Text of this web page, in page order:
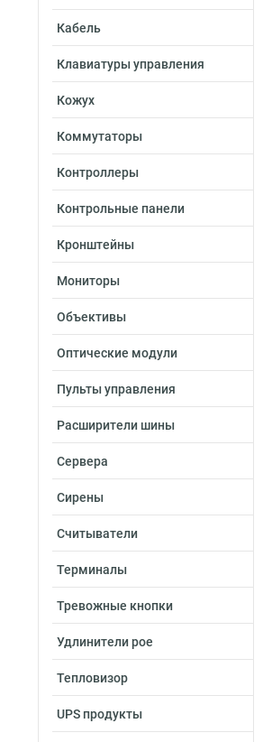
Кабель
Клавиатуры управления
Кожух
Коммутаторы
Контроллеры
Контрольные панели
Кронштейны
Мониторы
Объективы
Оптические модули
Пульты управления
Расширители шины
Сервера
Сирены
Считыватели
Терминалы
Тревожные кнопки
Удлинители poe
Тепловизор
UPS продукты